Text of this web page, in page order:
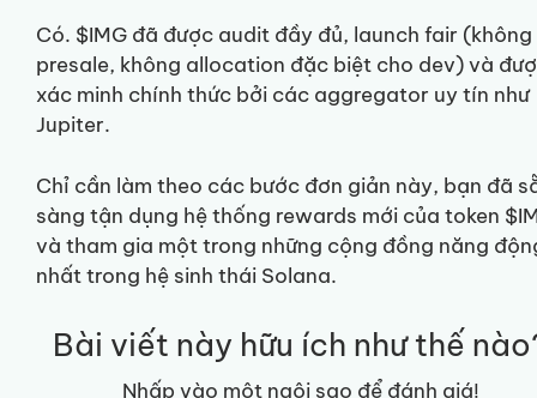
Có. $IMG đã được audit đầy đủ, launch fair (không
presale, không allocation đặc biệt cho dev) và
xác minh chính thức bởi các aggregator uy tín như
Jupiter.
Chỉ cần làm theo các bước đơn giản này, bạn đã
sàng tận dụng hệ thống rewards mới của token
và tham gia một trong những cộng đồng năng
nhất trong hệ sinh thái Solana.
Bài viết này hữu ích như thế
Nhấp vào một ngôi sao để đánh giá!